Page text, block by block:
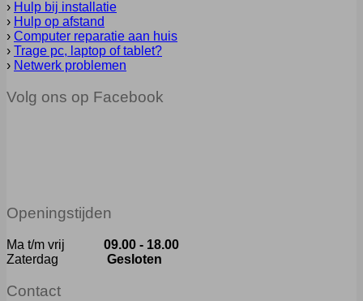
› Hulp bij installatie
› Hulp op afstand
› Computer reparatie aan huis
› Trage pc, laptop of tablet?
› Netwerk problemen
Volg ons op Facebook
Openingstijden
Ma t/m vrij 09.00 - 18.00
Zaterdag Gesloten
Contact